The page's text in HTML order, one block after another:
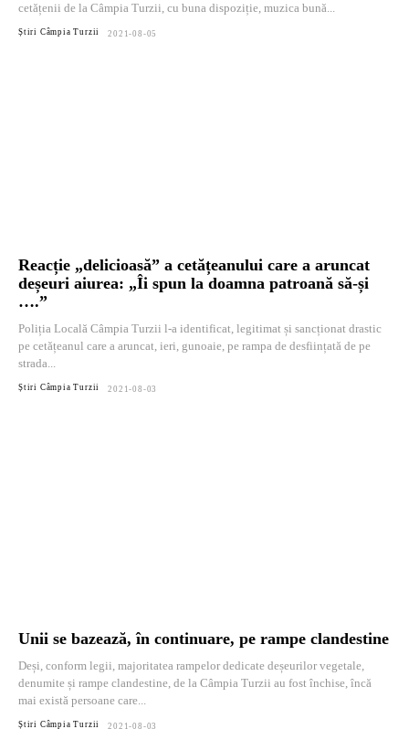
cetățenii de la Câmpia Turzii, cu buna dispoziție, muzica bună...
Știri Câmpia Turzii 2021-08-05
Reacție „delicioasă” a cetățeanului care a aruncat
deșeuri aiurea: „Îi spun la doamna patroană să-și
….”
Poliția Locală Câmpia Turzii l-a identificat, legitimat și sancționat drastic
pe cetățeanul care a aruncat, ieri, gunoaie, pe rampa de desființată de pe
strada...
Știri Câmpia Turzii 2021-08-03
Unii se bazează, în continuare, pe rampe clandestine
Deși, conform legii, majoritatea rampelor dedicate deșeurilor vegetale,
denumite și rampe clandestine, de la Câmpia Turzii au fost închise, încă
mai există persoane care...
Știri Câmpia Turzii 2021-08-03